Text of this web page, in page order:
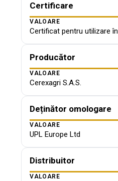
Certificare
VALOARE
Certificat pentru utilizare
Producător
VALOARE
Cerexagri S.A.S.
Deținător omologare
VALOARE
UPL Europe Ltd
Distribuitor
VALOARE